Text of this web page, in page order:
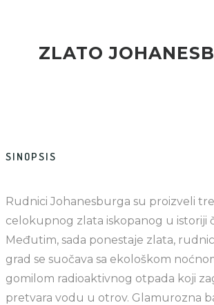
ZLATO
SINOPSIS
Rudnici Johanesburga su proizveli
celokupnog zlata iskopanog u istoriji
Međutim, sada ponestaje zlata,
grad se suočava sa ekološkom
gomilom radioaktivnog otpada koji
pretvara vodu u otrov. Glamurozna